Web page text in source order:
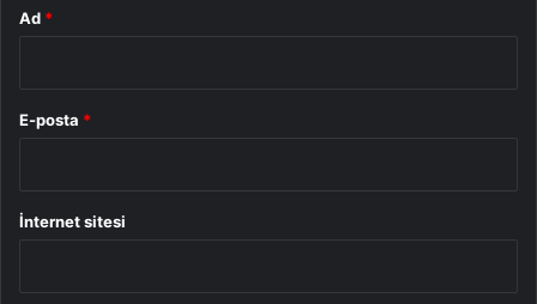
Ad *
E-posta *
İnternet sitesi